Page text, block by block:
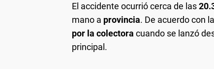
El accidente ocurrió cerca de las
mano a provincia. De acuerdo con
por la colectora cuando se lanzó
principal.